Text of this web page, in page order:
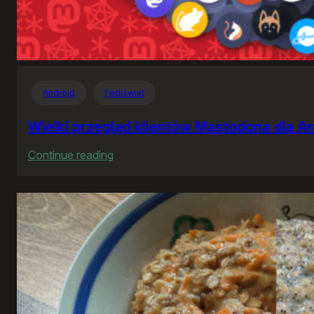
Android Fediświat
Wielki przegląd klientów Mastodona dla
Continue reading
przegląd
klientów
Mastodona
dla
Androida